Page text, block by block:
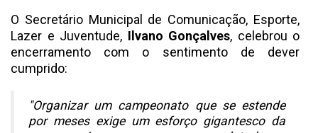
O Secretário Municipal de Comunicação, Esporte,
Lazer e Juventude, Ilvano Gonçalves, celebrou o
encerramento com o sentimento de dever
cumprido:
"Organizar um campeonato que se estende
por meses exige um esforço gigantesco da